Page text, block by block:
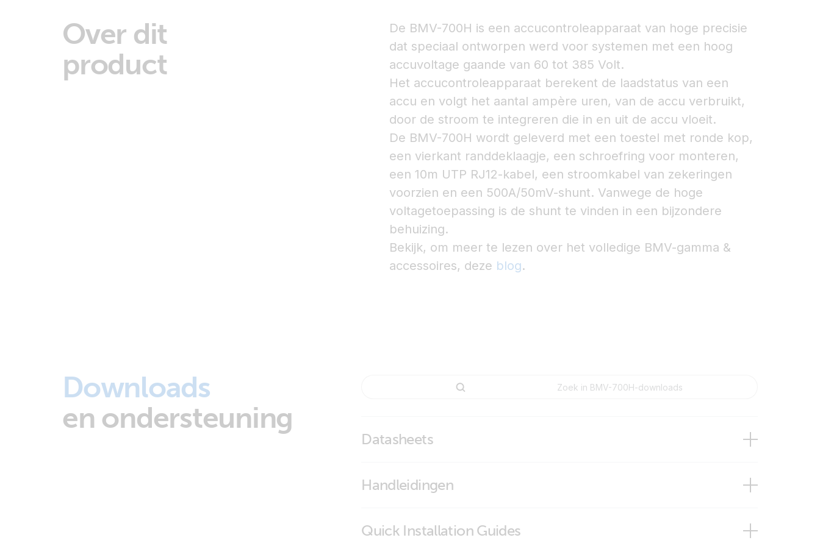
Over dit
product
De BMV-700H is een accucontroleapparaat van hoge precisie
dat speciaal ontworpen werd voor systemen met een hoog
accuvoltage gaande van 60 tot 385 Volt.
Het accucontroleapparaat berekent de laadstatus van een
accu en volgt het aantal ampère uren, van de accu verbruikt,
door de stroom te integreren die in en uit de accu vloeit.
De BMV-700H wordt geleverd met een toestel met ronde kop,
een vierkant randdeklaagje, een schroefring voor monteren,
een 10m UTP RJ12-kabel, een stroomkabel van zekeringen
voorzien en een 500A/50mV-shunt. Vanwege de hoge
voltagetoepassing is de shunt te vinden in een bijzondere
behuizing.
Bekijk, om meer te lezen over het volledige BMV-gamma &
accessoires, deze blog.
Downloads
en ondersteuning
Datasheets
Handleidingen
Quick Installation Guides